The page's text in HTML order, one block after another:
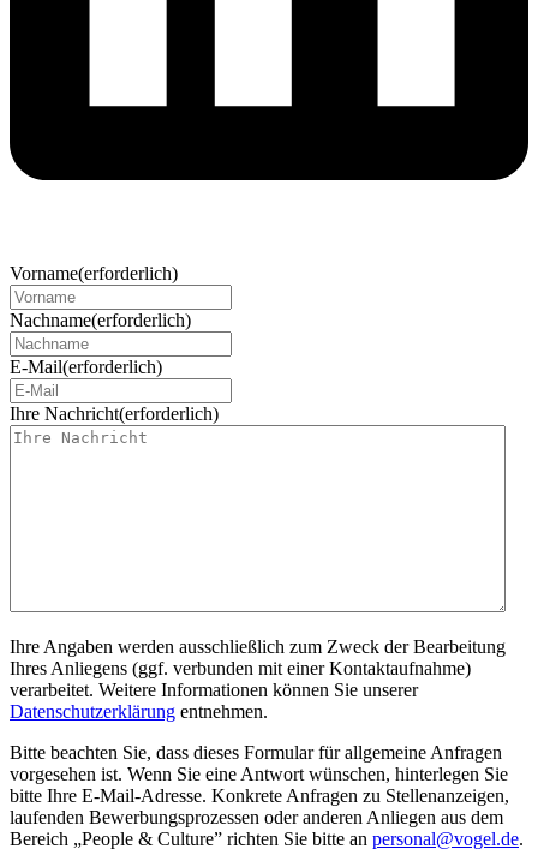
Vorname(erforderlich)
Nachname(erforderlich)
E-Mail(erforderlich)
Ihre Nachricht(erforderlich)
Ihre Angaben werden ausschließlich zum Zweck der Bearbeitung
Ihres Anliegens (ggf. verbunden mit einer Kontaktaufnahme)
verarbeitet. Weitere Informationen können Sie unserer
Datenschutzerklärung entnehmen.
Bitte beachten Sie, dass dieses Formular für allgemeine Anfragen
vorgesehen ist. Wenn Sie eine Antwort wünschen, hinterlegen Sie
bitte Ihre E-Mail-Adresse. Konkrete Anfragen zu Stellenanzeigen,
laufenden Bewerbungsprozessen oder anderen Anliegen aus dem
Bereich „People & Culture” richten Sie bitte an personal@vogel.de.